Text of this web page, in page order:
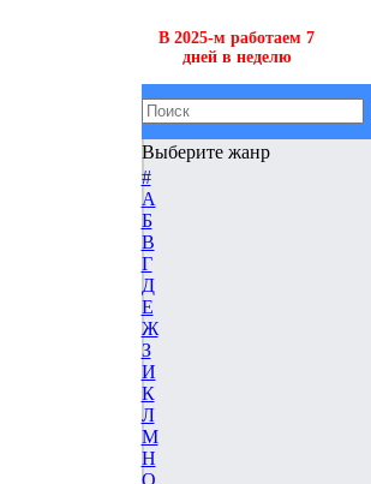
В 2025-м работаем 7
дней в неделю
Выберите жанр
#
А
Б
В
Г
Д
Е
Ж
З
И
К
Л
М
Н
О